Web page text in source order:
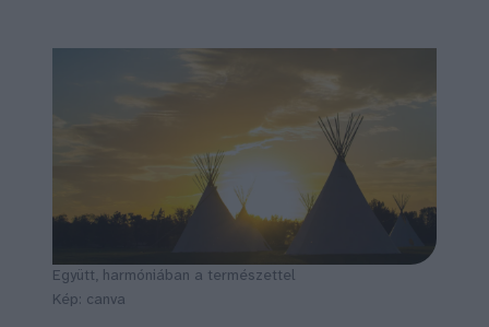
Együtt, harmóniában a természettel
Kép: canva